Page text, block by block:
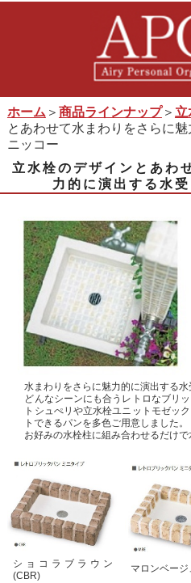
ホーム ＞ 商品ラインナップ＞ 立
とあわせて水まわりをさらに
ニッコー
立水栓のデザインとあわ
力的に演出する水
水まわりをさらに魅力的に演出する水
どんなシーンにも合うレトロなブリ
トシュぺリや立水栓ユニットモゼッ
トできるパンを多色ご用意しました。
お好みの水栓柱に組み合わせるだけで
ショコラブラウン
(CBR)
マロンベー